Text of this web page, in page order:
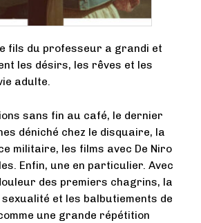
fils du professeur a grandi et
les désirs, les rêves et les
adulte.
sans fin au café, le dernier
déniché chez le disquaire, la
militaire, les films avec De Niro
Enfin, une en particulier. Avec
des premiers chagrins, la
et les balbutiements de
une grande répétition